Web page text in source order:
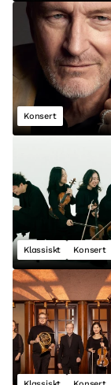
Konsert
Klassiskt Konsert